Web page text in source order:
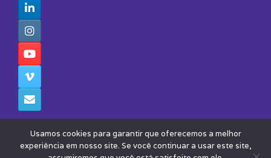
Usamos cookies para garantir que oferecemos a melhor
experiência em nosso site. Se você continuar a usar este site,